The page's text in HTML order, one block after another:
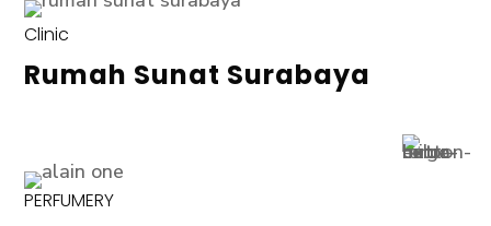
Clinic
Rumah Sunat Surabaya
PERFUMERY